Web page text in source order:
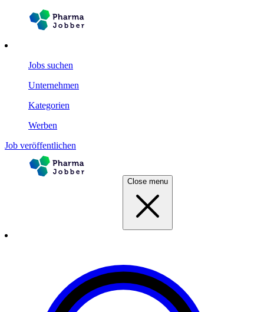
Jobs suchen
Unternehmen
Kategorien
Werben
Job veröffentlichen
Close menu